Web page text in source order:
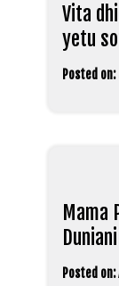
Vita
yetu
Posted on:
Mama
Posted on: